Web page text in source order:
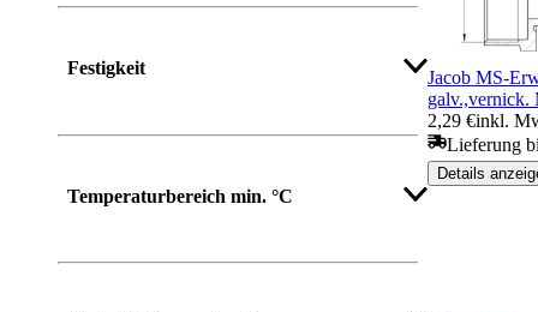
Festigkeit
Temperaturbereich min. °C
Jacob MS-
galv.,vernick.
2,29 €inkl.
Lieferung
Details